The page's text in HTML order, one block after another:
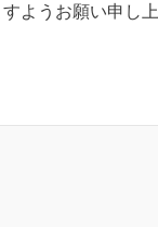
ようお願い申し上